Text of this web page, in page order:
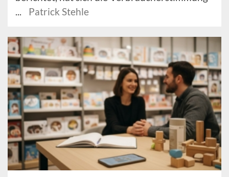
...
Patrick Stehle